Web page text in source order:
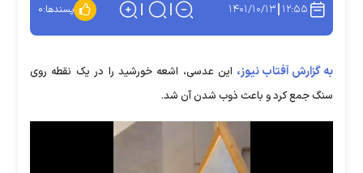
۱۲:۵۵ ۱۴۰۱/۱۰/۱۳ پسندها:۰
به گزارش آفتاب نیوز، این عدسی، اشعه خورشید را در یک نقطه روی
سنگ جمع کرد و باعث ذوب شدن آن شد.